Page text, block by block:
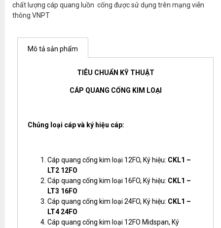
chất lượng cáp quang luồn cống được sử dụng trên mạng viễn
thông VNPT
Mô tả sản phẩm
TIÊU CHUẨN KỸ THUẬT
CÁP QUANG CỐNG KIM LOẠI
Chủng loại cáp và ký hiệu cáp:
Cáp quang cống kim loại 12FO, Ký hiệu: CKL1 –
LT2 12FO
Cáp quang cống kim loại 16FO, Ký hiệu: CKL1 –
LT3 16FO
Cáp quang cống kim loại 24FO, Ký hiệu: CKL1 –
LT4 24FO
Cáp quang cống kim loại 12FO Midspan, Ký